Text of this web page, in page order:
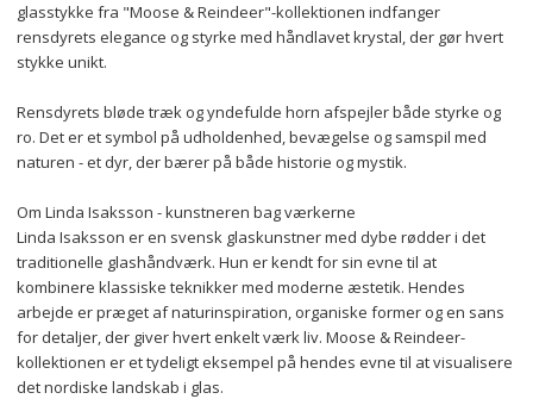
glasstykke fra "Moose & Reindeer"-kollektionen indfanger
rensdyrets elegance og styrke med håndlavet krystal, der gør hvert
stykke unikt.
Rensdyrets bløde træk og yndefulde horn afspejler både styrke og
ro. Det er et symbol på udholdenhed, bevægelse og samspil med
naturen - et dyr, der bærer på både historie og mystik.
Om Linda Isaksson - kunstneren bag værkerne
Linda Isaksson er en svensk glaskunstner med dybe rødder i det
traditionelle glashåndværk. Hun er kendt for sin evne til at
kombinere klassiske teknikker med moderne æstetik. Hendes
arbejde er præget af naturinspiration, organiske former og en sans
for detaljer, der giver hvert enkelt værk liv. Moose & Reindeer-
kollektionen er et tydeligt eksempel på hendes evne til at visualisere
det nordiske landskab i glas.